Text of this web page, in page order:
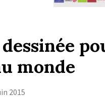
monde
2015